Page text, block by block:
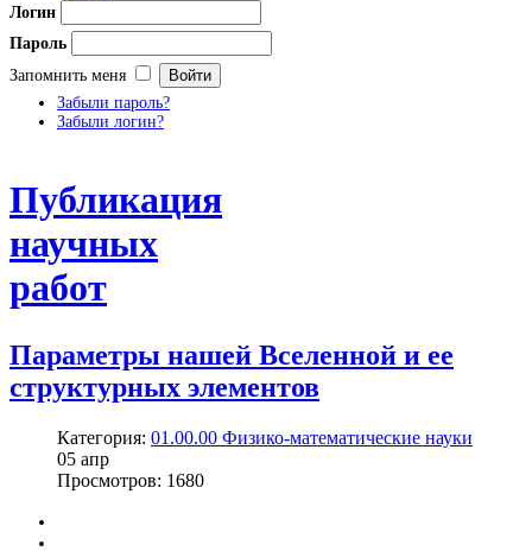
Логин
Пароль
Запомнить меня
Забыли пароль?
Забыли логин?
Публикация
научных
работ
Параметры нашей Вселенной и ее
структурных элементов
Категория: 01.00.00 Физико-математические науки
05 апр
Просмотров: 1680